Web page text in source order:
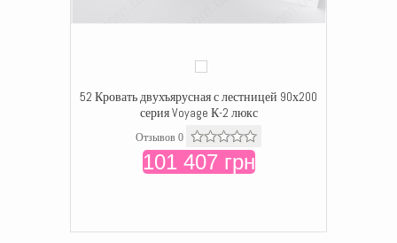
52 Кровать двухъярусная с лестницей 90х200
серия Voyage К-2 люкс
Отзывов 0
101 407 грн